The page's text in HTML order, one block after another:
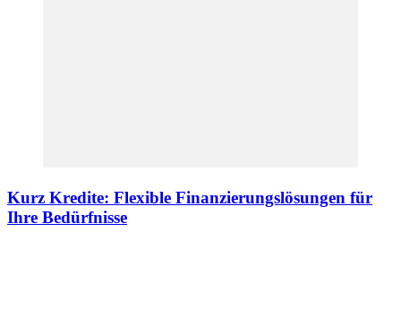
Kurz Kredite: Flexible Finanzierungslösungen für
Ihre Bedürfnisse